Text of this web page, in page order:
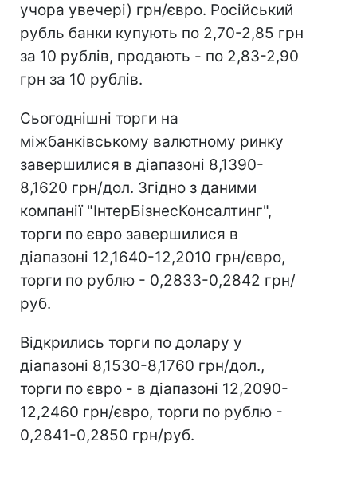
учора увечері) грн/євро. Російський
рубль банки купують по 2,70-2,85 грн
за 10 рублів, продають - по 2,83-2,90
грн за 10 рублів.
Сьогоднішні торги на
міжбанківському валютному ринку
завершилися в діапазоні 8,1390-
8,1620 грн/дол. Згідно з даними
компанії "ІнтерБізнесКонсалтинг",
торги по євро завершилися в
діапазоні 12,1640-12,2010 грн/євро,
торги по рублю - 0,2833-0,2842 грн/
руб.
Відкрились торги по долару у
діапазоні 8,1530-8,1760 грн/дол.,
торги по євро - в діапазоні 12,2090-
12,2460 грн/євро, торги по рублю -
0,2841-0,2850 грн/руб.